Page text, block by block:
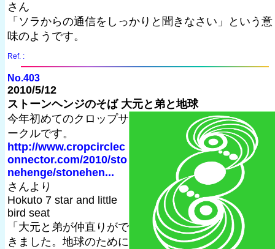
さん
「ソラからの通信をしっかりと聞きなさい」という意
味のようです。
Ref. :
No.403
2010/5/12
ストーンヘンジのそば 大元と弟と地球
今年初めてのクロップサ
ークルです。
http://www.cropcirclec
onnector.com/2010/sto
nehenge/stonehen...
さんより
Hokuto 7 star and little
bird seat
「大元と弟が仲直りがで
きました。地球のために